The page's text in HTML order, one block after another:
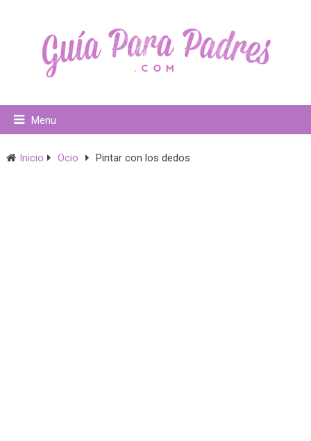
Menu
Inicio Ocio Pintar con los dedos